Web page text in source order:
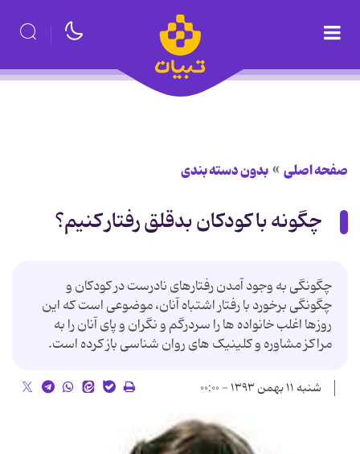
صفحه اصلی بدون دسته بندی
چگونه با کودکان بدقلق رفتار کنیم؟
چگونگی به وجود آمدن رفتارهای نادرست در کودکان و
چگونگی برخورد با رفتار اشتباه آنان، موضوعی است که این
روزها اغلب خانواده ها را سردرگم و نگران و پای آنان را به
مراکز مشاوره و کلینیک های روان شناسی باز کرده است.
شنبه ۱۱ بهمن ۱۳۹۳ - ۰۰:۰۰